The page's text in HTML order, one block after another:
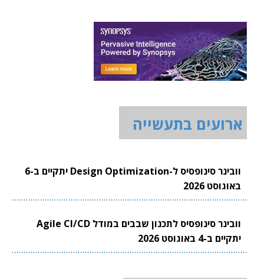
ארועים בתעשייה
וובינר סינופסיס ל-Design Optimization יתקיים ב-6
באוגוסט 2026
וובינר סינופסיס לתכנון שבבים במודל Agile CI/CD
יתקיים ב-4 באוגוסט 2026